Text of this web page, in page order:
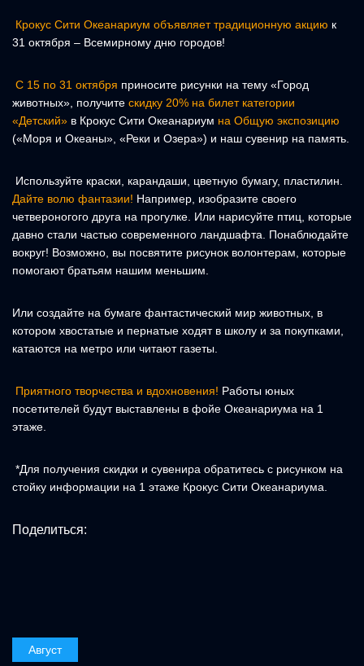
Крокус Сити Океанариум объявляет традиционную акцию к
31 октября – Всемирному дню городов!
С 15 по 31 октября приносите рисунки на тему «Город
животных», получите скидку 20% на билет категории
«Детский» в Крокус Сити Океанариум на Общую экспозицию
(«Моря и Океаны», «Реки и Озера») и наш сувенир на память.
Используйте краски, карандаши, цветную бумагу, пластилин.
Дайте волю фантазии! Например, изобразите своего
четвероногого друга на прогулке. Или нарисуйте птиц, которые
давно стали частью современного ландшафта. Понаблюдайте
вокруг! Возможно, вы посвятите рисунок волонтерам, которые
помогают братьям нашим меньшим.
Или создайте на бумаге фантастический мир животных, в
котором хвостатые и пернатые ходят в школу и за покупками,
катаются на метро или читают газеты.
Приятного творчества и вдохновения! Работы юных
посетителей будут выставлены в фойе Океанариума на 1
этаже.
*Для получения скидки и сувенира обратитесь с рисунком на
стойку информации на 1 этаже Крокус Сити Океанариума.
Поделиться:
Август